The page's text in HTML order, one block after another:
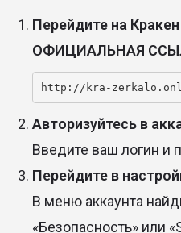
Перейдите на
ОФИЦИАЛЬНАЯ
http://kra-
Авторизуйтесь в
Введите ваш логин и
Перейдите в
В меню аккаунта
«Безопасность» или